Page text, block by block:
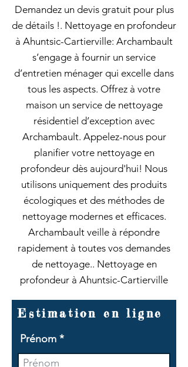
Demandez un devis gratuit pour plus
de détails !. Nettoyage en profondeur
à Ahuntsic-Cartierville: Archambault
s’engage à fournir un service
d’entretien ménager qui excelle dans
tous les aspects. Offrez à votre
maison un service de nettoyage
résidentiel d’exception avec
Archambault. Appelez-nous pour
planifier votre nettoyage en
profondeur dès aujourd'hui! Nous
utilisons uniquement des produits
écologiques et des méthodes de
nettoyage modernes et efficaces.
Archambault veille à répondre
rapidement à toutes vos demandes
de nettoyage.. Nettoyage en
profondeur à Ahuntsic-Cartierville
Estimation en ligne
Prénom